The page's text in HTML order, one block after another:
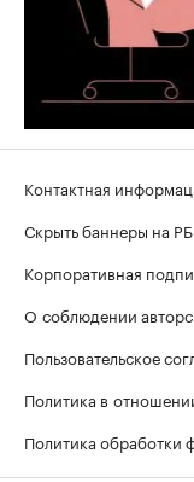
Контактная
Скрыть баннеры на
Корпоративная
О соблюдении
Пользовательское
Политика в
Политика обработки